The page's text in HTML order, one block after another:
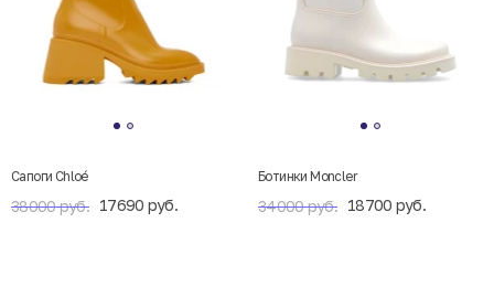
Сапоги Chloé
38000 руб. 17690 руб.
Ботинки Moncler
34000 руб. 18700 руб.